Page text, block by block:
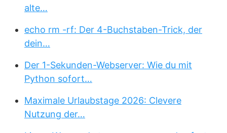
alte…
echo rm -rf: Der 4-Buchstaben-Trick, der
dein…
Der 1-Sekunden-Webserver: Wie du mit
Python sofort…
Maximale Urlaubstage 2026: Clevere
Nutzung der…